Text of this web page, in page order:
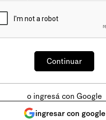
o ingresá con Google
ingresar con google